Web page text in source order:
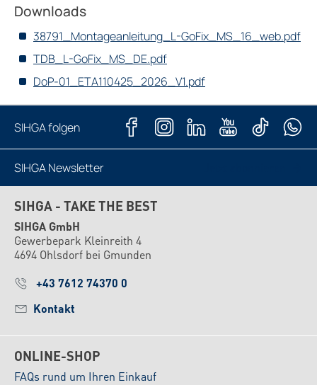
Downloads
38791_Montageanleitung_L-GoFix_MS_16_web.pdf
TDB_L-GoFix_MS_DE.pdf
DoP-01_ETA110425_2026_V1.pdf
SIHGA folgen
SIHGA Newsletter
SIHGA - TAKE THE BEST
SIHGA GmbH
Gewerbepark Kleinreith 4
4694 Ohlsdorf bei Gmunden
+43 7612 74370 0
Kontakt
ONLINE-SHOP
FAQs rund um Ihren Einkauf